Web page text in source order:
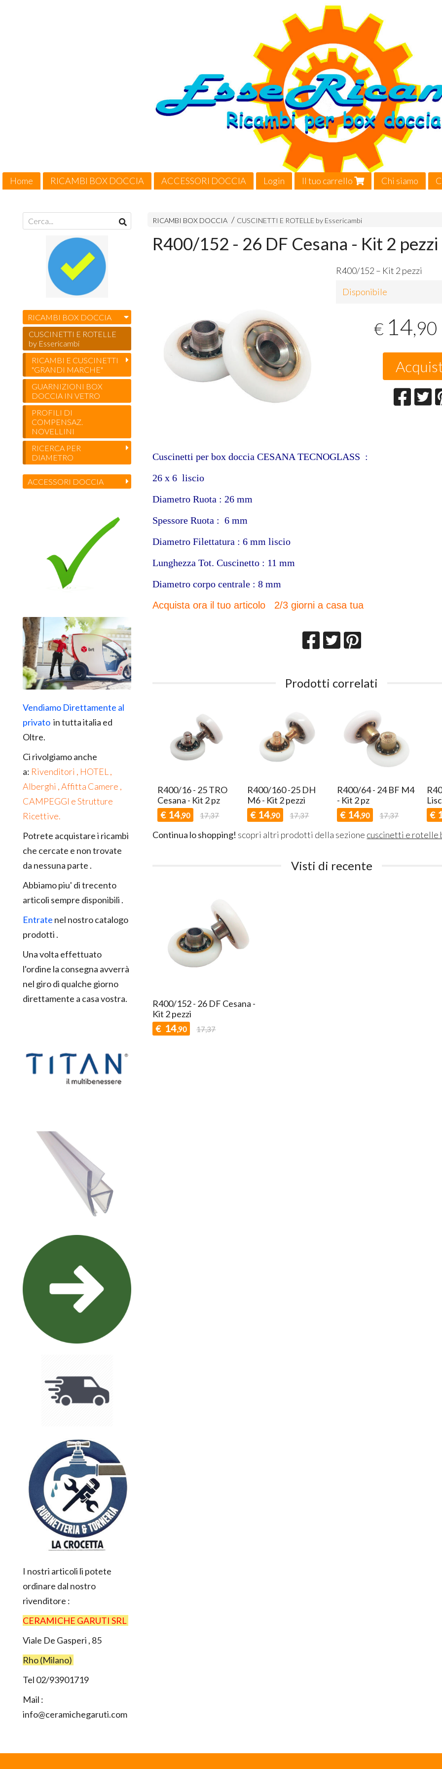
Home RICAMBI BOX DOCCIA ACCESSORI DOCCIA Login Il tuo carrello Chi siamo
RICAMBI BOX DOCCIA CUSCINETTI E ROTELLE by Essericambi
R400/152 - 26 DF Cesana - Kit 2 pezzi
R400/152 – Kit 2 pezzi
Disponibile
€ 14,90
Cuscinetti per box doccia CESANA TECNOGLASS :
26 x 6 liscio
Diametro Ruota : 26 mm
Spessore Ruota : 6 mm
Diametro Filettatura : 6 mm liscio
Lunghezza Tot. Cuscinetto : 11 mm
Diametro corpo centrale : 8 mm
Acquista ora il tuo articolo 2/3 giorni a casa tua
Prodotti correlati
- 22 AS
Kit 2 pezzi
17,37
R400/115 - 20 BW
Liscio kit 2 pezzi
R400/16 - 25 TRO
Cesana - Kit 2 pz
€ 14,90 17,37
R400/160 -25 DH
M6 - Kit 2 pezzi
€ 14,90 17,37
R400/64 - 24 BF M4
- Kit 2 pz
€ 14,90 17,37
€
Continua lo shopping! scopri altri prodotti della sezione cuscinetti e rotelle
Visti di recente
R400/152 - 26 DF Cesana -
Kit 2 pezzi
€ 14,90 17,37
RICAMBI BOX DOCCIA
CUSCINETTI E ROTELLE
by Essericambi
RICAMBI E CUSCINETTI
"GRANDI MARCHE"
GUARNIZIONI BOX
DOCCIA IN VETRO
PROFILI DI
COMPENSAZ.
NOVELLINI
RICERCA PER
DIAMETRO
ACCESSORI DOCCIA
Vendiamo Direttamente al
privato in tutta italia ed
Oltre.
Ci rivolgiamo anche
a: Rivenditori , HOTEL ,
Alberghi , Affitta Camere ,
CAMPEGGI e Strutture
Ricettive.
Potrete acquistare i ricambi
che cercate e non trovate
da nessuna parte .
Abbiamo piu' di trecento
articoli sempre disponibili .
Entrate nel nostro catalogo
prodotti .
Una volta effettuato
l'ordine la consegna avverrà
nel giro di qualche giorno
direttamente a casa vostra.
I nostri articoli li potete
ordinare dal nostro
rivenditore :
CERAMICHE GARUTI SRL
Viale De Gasperi , 85
Rho (Milano)
Tel 02/93901719
Mail :
info@ceramichegaruti.com